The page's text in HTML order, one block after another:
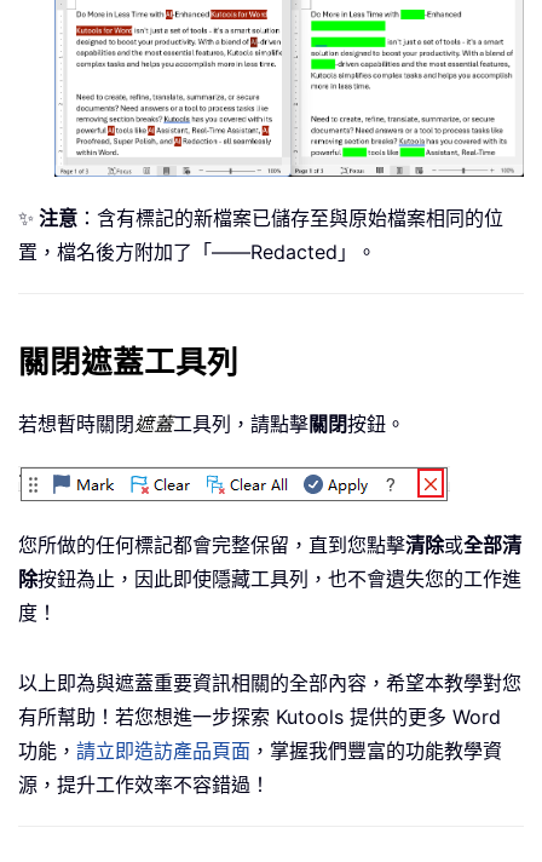
✨ 注意 ：含有標記的新檔案已儲存至與原始檔案相同的位
置，檔名後方附加了「——Redacted」。
關閉遮蓋工具列
若想暫時關閉遮蓋工具列，請點擊關閉按鈕。
您所做的任何標記都會完整保留，直到您點擊清除或全部清
除按鈕為止，因此即使隱藏工具列，也不會遺失您的工作進
度！
以上即為與遮蓋重要資訊相關的全部內容，希望本教學對您
有所幫助！若您想進一步探索 Kutools 提供的更多 Word
功能， 請立即造訪產品頁面 ，掌握我們豐富的功能教學資
源，提升工作效率不容錯過！